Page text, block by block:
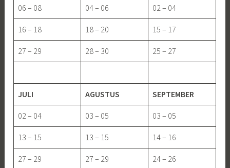
06 – 08 04 – 06 02 – 04
16 – 18 18 – 20 15 – 17
27 – 29 28 – 30 25 – 27
JULI AGUSTUS SEPTEMBER
02 – 04 03 – 05 03 – 05
13 – 15 13 – 15 14 – 16
27 – 29 27 – 29 24 – 26